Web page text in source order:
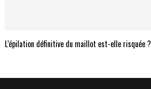
L’épilation définitive du maillot est-elle risquée ?